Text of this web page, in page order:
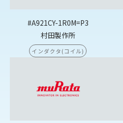
#A921CY-1R0M=P3
村田製作所
インダクタ(コイル)